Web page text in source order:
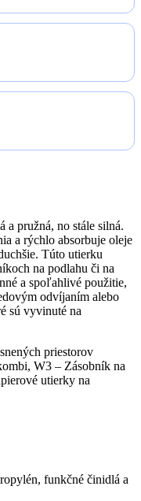
a pružná, no stále silná.
a rýchlo absorbuje oleje
Túto utierku
na podlahu či na
a spoľahlivé použitie,
odvíjaním alebo
sú vyvinuté na
priestorov
W3 – Zásobník na
utierky na
funkčné činidlá a